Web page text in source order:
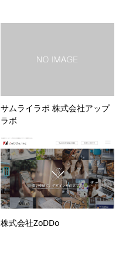
サムライラボ 株式会社アップ
ラボ
株式会社ZoDDo